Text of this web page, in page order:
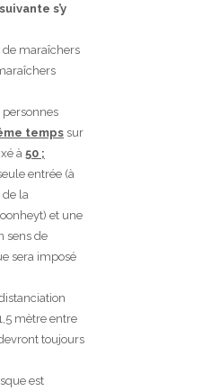
s’y
de maraîchers
temps sur
à 50 ;
entrée (à
de la
et une
sens de
sera imposé
mètre entre
toujours
est